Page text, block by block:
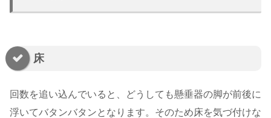
床
回数を追い込んでいると、どうしても懸垂器の脚が前後に
浮いてバタンバタンとなります。そのため床を気づ付けな